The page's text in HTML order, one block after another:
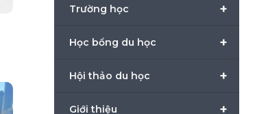
+
Trường học
+
Học bổng du học
+
Hội thảo du học
+
Giới thiệu